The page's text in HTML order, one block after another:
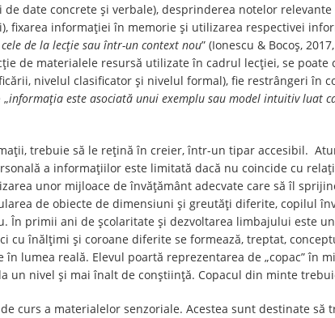
date concrete și verbale), desprinderea notelor
fixarea informației în memorie și utilizarea respectivei
de la lecție sau într-un context nou” (Ionescu & Bocoș,
de materialele resursă utilizate în cadrul lecției, se
nivelul clasificator și nivelul formal), fie restrângeri în
informația este asociată unui exemplu sau model intuitiv luat
trebuie să le rețină în creier, într-un tipar accesibil.
a informațiilor este limitată dacă nu coincide cu
unor mijloace de învățământ adecvate care să îl
de obiecte de dimensiuni și greutăți diferite, copilul
În primii ani de școlaritate și dezvoltarea limbajului este
cu înălțimi și coroane diferite se formează, treptat,
lumea reală. Elevul poartă reprezentarea de „copac” în
un nivel și mai înalt de conștiință. Copacul din minte
curs a materialelor senzoriale. Acestea sunt destinate